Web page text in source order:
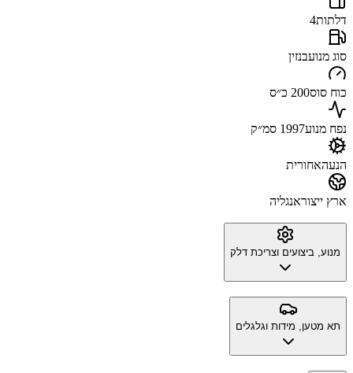
דלתות4
סוג מנועבנזין
כוח סוס200 כ״ס
נפח מנוע1997 סמ״ק
הנעהאחורית
ארץ ייצוראנגליה
מנוע, ביצועים וצריכת דלק
תא מטען, מידות וגלגלים